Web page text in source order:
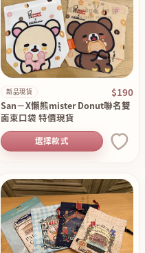
新品現貨 $190
San－X懶熊mister Donut聯名雙
面束口袋 特價現貨
選擇款式